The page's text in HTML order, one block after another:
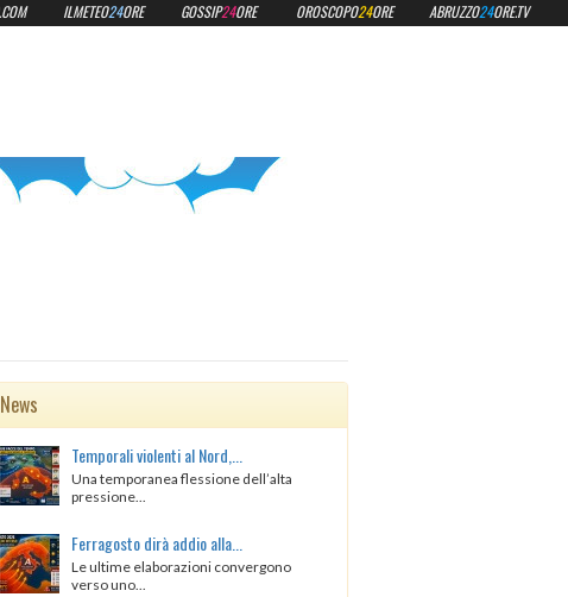
News
Temporali violenti al Nord,...
Una temporanea flessione dell’alta
pressione...
Ferragosto dirà addio alla...
Le ultime elaborazioni convergono
verso uno...
ILMETEO24ORE GOSSIP24ORE OROSCOPO24ORE ABRUZZO24ORE.TV